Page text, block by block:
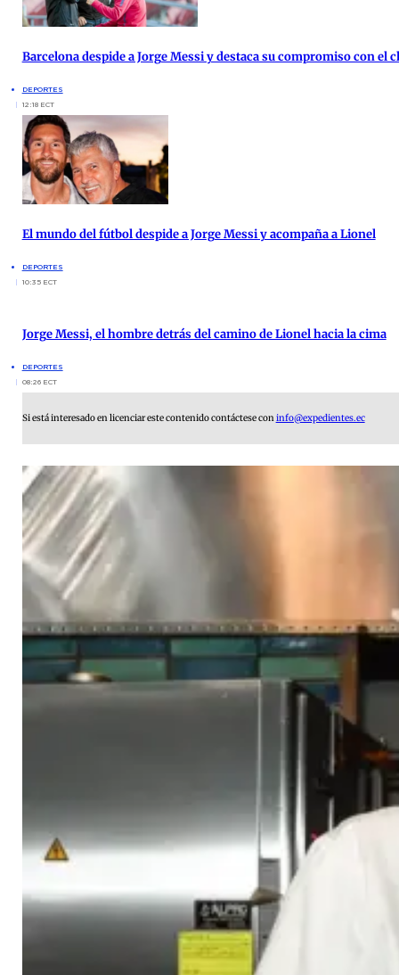
Barcelona despide a Jorge Messi y destaca su compromiso con el
DEPORTES
12:18 ECT
El mundo del fútbol despide a Jorge Messi y acompaña a Lionel
DEPORTES
10:35 ECT
Jorge Messi, el hombre detrás del camino de Lionel hacia la cima
DEPORTES
08:26 ECT
Si está interesado en licenciar este contenido contáctese coninfo@expedientes.ec